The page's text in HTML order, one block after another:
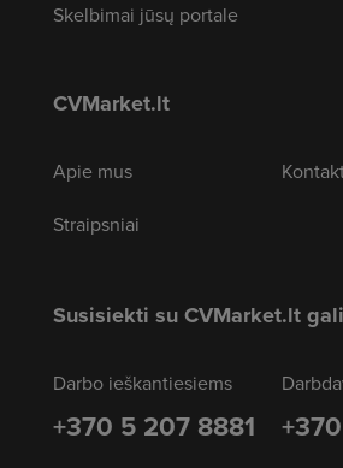
Skelbimai jūsų portale
CVMarket.lt
Apie mus
Straipsniai
Susisiekti su CVMarket.lt
Darbo ieškantiesiems
+370 5 207 8881